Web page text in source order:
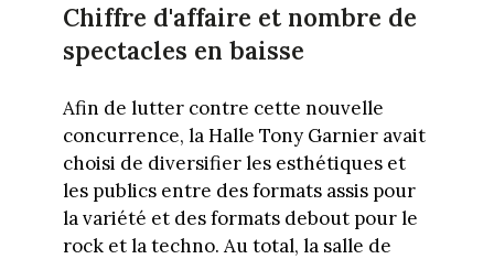
Chiffre d'affaire et nombre de
spectacles en baisse
Afin de lutter contre cette nouvelle
concurrence, la Halle Tony Garnier avait
choisi de diversifier les esthétiques et
les publics entre des formats assis pour
la variété et des formats debout pour le
rock et la techno. Au total, la salle de